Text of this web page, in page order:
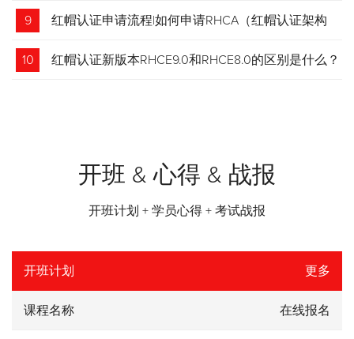
9 红帽认证申请流程|如何申请RHCA（红帽认证架构
师）证书？申请步骤请收藏！
10 红帽认证新版本RHCE9.0和RHCE8.0的区别是什么？
开班 & 心得 & 战报
开班计划 + 学员心得 + 考试战报
开班计划 更多
课程名称 在线报名